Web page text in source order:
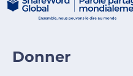
Donner